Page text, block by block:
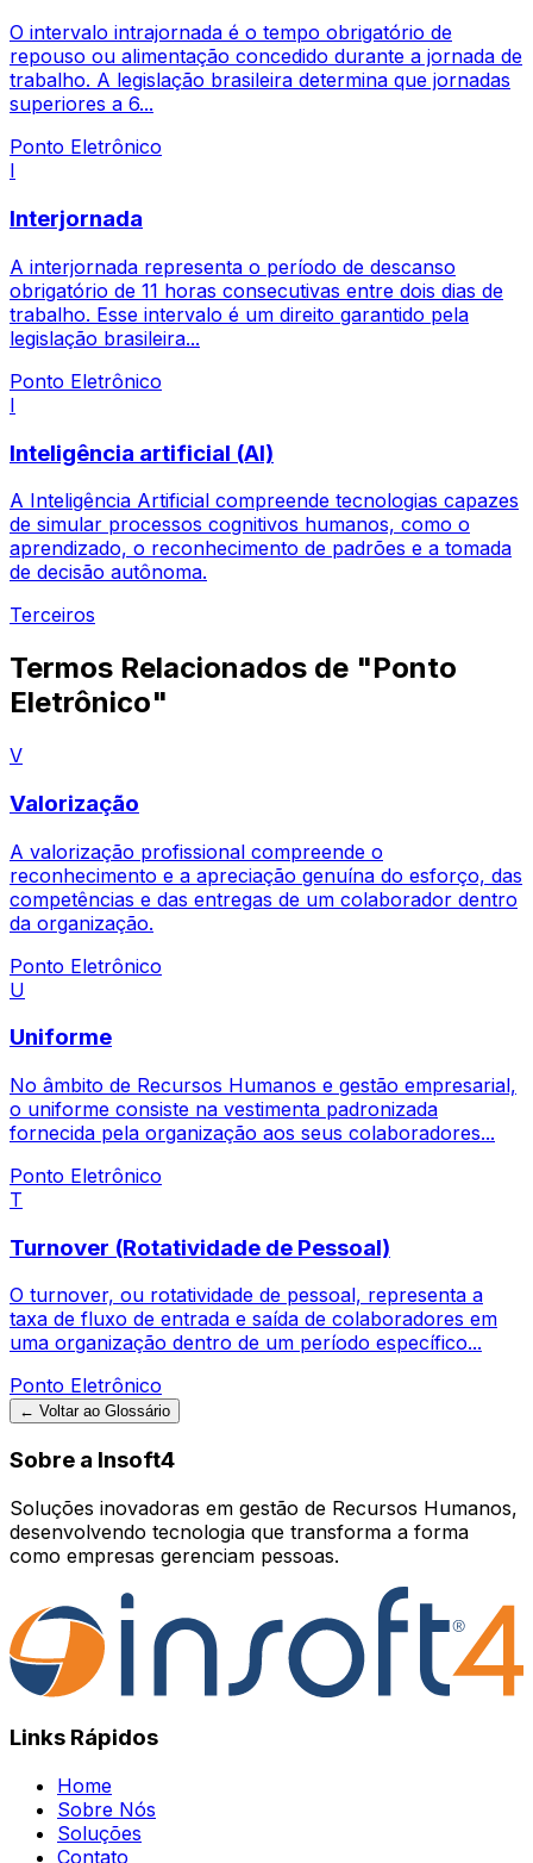
O intervalo intrajornada é o tempo obrigatório de
repouso ou alimentação concedido durante a jornada de
trabalho. A legislação brasileira determina que jornadas
superiores a 6...
Ponto Eletrônico
I
Interjornada
A interjornada representa o período de descanso
obrigatório de 11 horas consecutivas entre dois dias de
trabalho. Esse intervalo é um direito garantido pela
legislação brasileira...
Ponto Eletrônico
I
Inteligência artificial (AI)
A Inteligência Artificial compreende tecnologias capazes
de simular processos cognitivos humanos, como o
aprendizado, o reconhecimento de padrões e a tomada
de decisão autônoma.
Terceiros
Termos Relacionados de "Ponto
Eletrônico"
V
Valorização
A valorização profissional compreende o
reconhecimento e a apreciação genuína do esforço, das
competências e das entregas de um colaborador dentro
da organização.
Ponto Eletrônico
U
Uniforme
No âmbito de Recursos Humanos e gestão empresarial,
o uniforme consiste na vestimenta padronizada
fornecida pela organização aos seus colaboradores...
Ponto Eletrônico
T
Turnover (Rotatividade de Pessoal)
O turnover, ou rotatividade de pessoal, representa a
taxa de fluxo de entrada e saída de colaboradores em
uma organização dentro de um período específico...
Ponto Eletrônico
← Voltar ao Glossário
Sobre a Insoft4
Soluções inovadoras em gestão de Recursos Humanos,
desenvolvendo tecnologia que transforma a forma
como empresas gerenciam pessoas.
Links Rápidos
Home
Sobre Nós
Soluções
Contato